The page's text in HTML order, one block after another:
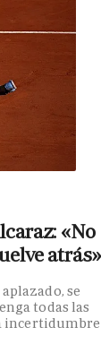
«No
atrás»
se
todas las